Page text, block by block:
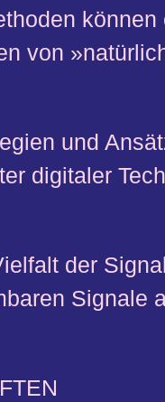
von
und
digitaler
der
Signale